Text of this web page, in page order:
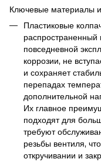
Ключевые материалы
Пластиковые
распространенный
повседневной
коррозии, не
и сохраняет
перепадах
дополнительной
Их главное
подходят для
требуют
резьбы вентиля,
откручивании и